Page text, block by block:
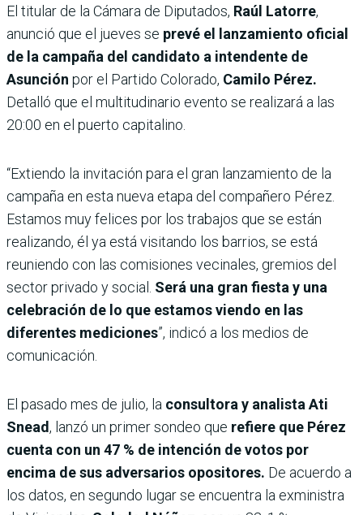
El titular de la Cámara de Diputados, Raúl Latorre,
anunció que el jueves se prevé el lanzamiento oficial
de la campaña del candidato a intendente de
Asunción por el Partido Colorado, Camilo Pérez.
Detalló que el multitudinario evento se realizará a las
20:00 en el puerto capitalino.
“Extiendo la invitación para el gran lanzamiento de la
campaña en esta nueva etapa del compañero Pérez.
Estamos muy felices por los trabajos que se están
realizando, él ya está visitando los barrios, se está
reuniendo con las comisiones vecinales, gremios del
sector privado y social. Será una gran fiesta y una
celebración de lo que estamos viendo en las
diferentes mediciones”, indicó a los medios de
comunicación.
El pasado mes de julio, la consultora y analista Ati
Snead, lanzó un primer sondeo que refiere que Pérez
cuenta con un 47 % de intención de votos por
encima de sus adversarios opositores. De acuerdo a
los datos, en segundo lugar se encuentra la exministra